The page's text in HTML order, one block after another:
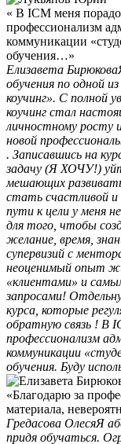
« В ICM меня
профессионализм
коммуникации
обучения…»
Елизавета Бирюкова
обучения по одной
коучинг». С полной
коучинг стал
личностному росту
новой
. Записавшись на
задачу (Я ХОЧУ!)
мешающих
стать счастливой
пути к цели у меня
для того, чтобы
желание, время,
супервизий с
неоценимый опыт
«клиентами» и
запросами!
курса, которые
обратную связь ! В
профессионализм
коммуникации
обучения. Буду
«Благодарю за
материала,
Гредасова ОлесяЯ
придя обучаться.